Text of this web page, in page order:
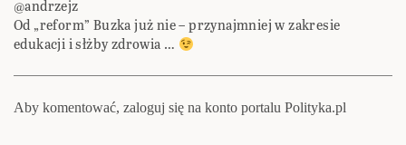
@andrzejz
Od „reform” Buzka już nie – przynajmniej w zakresie
edukacji i słżby zdrowia …
Aby komentować, zaloguj się na konto portalu Polityka.pl